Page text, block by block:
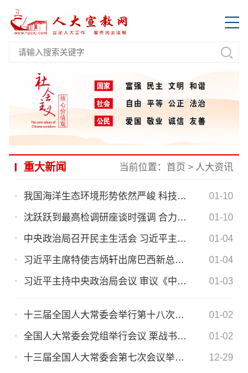
重大新闻 当前位置： 首页 > 人大资讯
我国海洋生态环境形势依然严峻 科技支撑有待加强 01-10
沈跃跃到最高检调研座谈时强调 合力加强妇女儿童权益全方位法治保障 01-10
中央政治局召开民主生活会 习近平主持会议并发表重要讲话 01-04
习近平主席特使吉炳轩出席巴西新总统就职仪式 01-04
习近平主持中央政治局会议 审议《中国共产党政法工作条例》 01-03
十三届全国人大常委会举行第十八次委员长会议 栗战书主持 01-02
全国人大常委会党组举行会议 栗战书主持 01-02
十三届全国人大常委会第七次会议举行联组会议 12-29